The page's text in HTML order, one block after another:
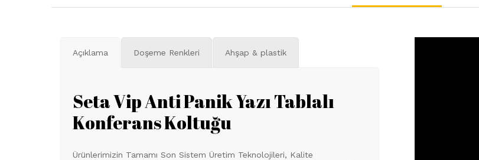
Açıklama Doşeme Renkleri Ahşap & plastik
Seta Vip Anti Panik Yazı Tablalı
Konferans Koltuğu
Ürünlerimizin Tamamı Son Sistem Üretim Teknolojileri, Kalite